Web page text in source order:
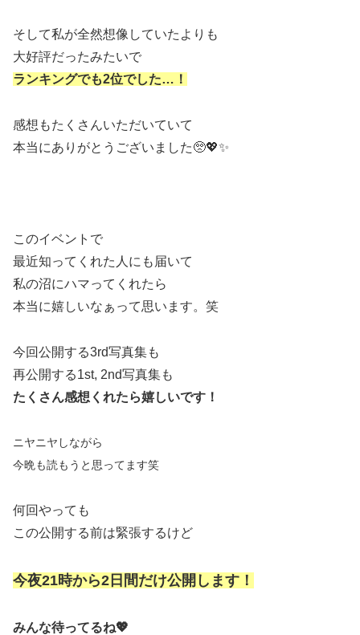
そして私が全然想像していたよりも
大好評だったみたいで
ランキングでも2位でした…！
感想もたくさんいただいていて
本当にありがとうございました🥺💖✨
このイベントで
最近知ってくれた人にも届いて
私の沼にハマってくれたら
本当に嬉しいなぁって思います。笑
今回公開する3rd写真集も
再公開する1st, 2nd写真集も
たくさん感想くれたら嬉しいです！
ニヤニヤしながら
今晩も読もうと思ってます笑
何回やっても
この公開する前は緊張するけど
今夜21時から2日間だけ公開します！
みんな待ってるね💖